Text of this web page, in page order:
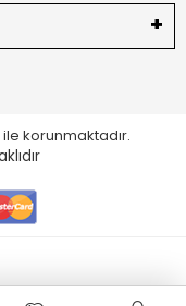
ile korunmaktadır.